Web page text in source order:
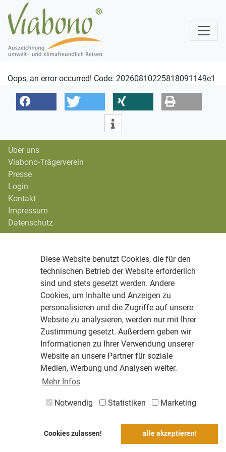
Diese Website benutzt Cookies, die für den
technischen Betrieb der Website erforderlich
sind und stets gesetzt werden. Andere
Cookies, um Inhalte und Anzeigen zu
personalisieren und die Zugriffe auf unsere
Website zu analysieren, werden nur mit Ihrer
Zustimmung gesetzt. Außerdem geben wir
Informationen zu Ihrer Verwendung unserer
Website an unsere Partner für soziale
Medien, Werbung und Analysen weiter.
Mehr Infos
Notwendig Statistiken Marketing
Cookies zulassen! alle akzeptieren!
Oops, an error occurred! Code: 20260810225818091149e1
Über uns
Viabono-Trägerverein
Presse
Login
Kontakt
Impressum
Datenschutz